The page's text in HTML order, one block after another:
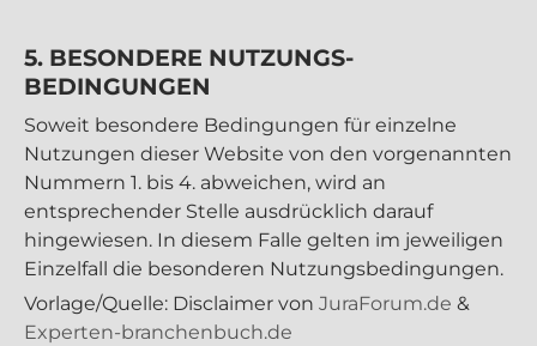
5. BESONDERE NUTZUNGS­
BEDINGUNGEN
Soweit besondere Bedingungen für einzelne
Nutzungen dieser Website von den vorgenannten
Nummern 1. bis 4. abweichen, wird an
entsprechender Stelle ausdrücklich darauf
hingewiesen. In diesem Falle gelten im jeweiligen
Einzelfall die besonderen Nutzungsbedingungen.
Vorlage/Quelle: Disclaimer von JuraForum.de &
Experten-branchenbuch.de